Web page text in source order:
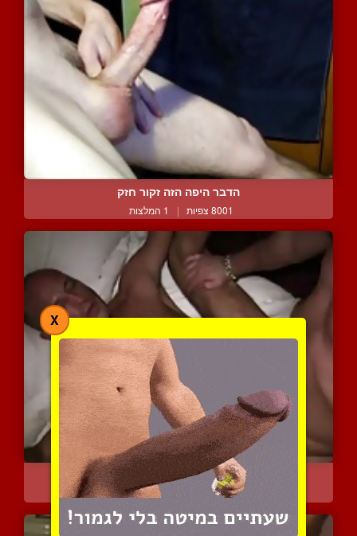
הדבר היפה הזה זקור חזק
8001 צפיות | 1 המלצות
דפיקה הומוסקסואלית מרטיט...
6446 צפיות |
X